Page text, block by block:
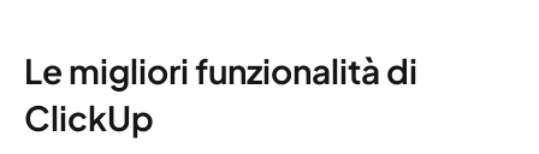
Le migliori funzionalità di
ClickUp